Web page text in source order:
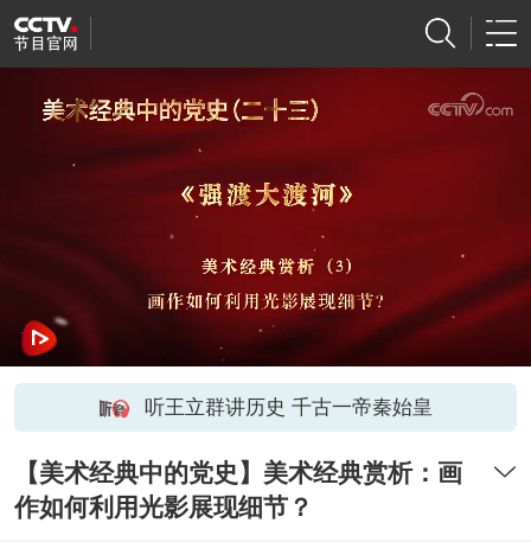
听王立群讲历史 千古一帝秦始皇
【美术经典中的党史】美术经典赏析：画
作如何利用光影展现细节？